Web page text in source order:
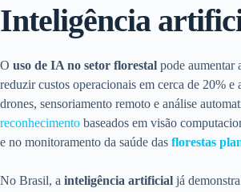
Inteligência
O uso de IA no setor florestal pode aumentar
reduzir custos operacionais em cerca de 20% e
drones, sensoriamento remoto e análise
reconhecimento baseados em visão
e no monitoramento da saúde das florestas
No Brasil, a inteligência artificial já